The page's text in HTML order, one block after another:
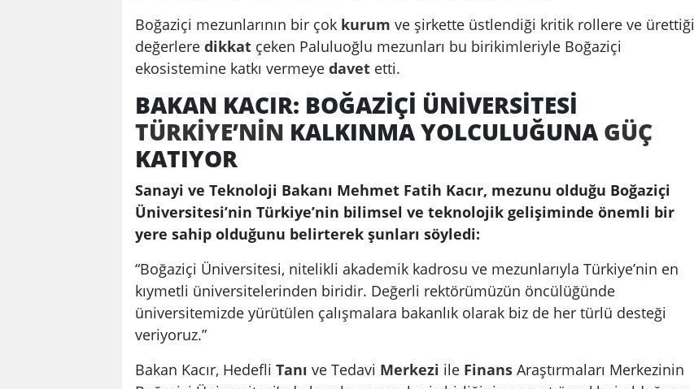
Boğaziçi mezunlarının bir çok kurum ve şirkette üstlendiği kritik rollere ve ürettiği
değerlere dikkat çeken Paluluoğlu mezunları bu birikimleriyle Boğaziçi
ekosistemine katkı vermeye davet etti.
BAKAN KACIR: BOĞAZİÇİ ÜNİVERSİTESİ
TÜRKİYE’NİN KALKINMA YOLCULUĞUNA GÜÇ
KATIYOR
Sanayi ve Teknoloji Bakanı Mehmet Fatih Kacır, mezunu olduğu Boğaziçi
Üniversitesi’nin Türkiye’nin bilimsel ve teknolojik gelişiminde önemli bir
yere sahip olduğunu belirterek şunları söyledi:
“Boğaziçi Üniversitesi, nitelikli akademik kadrosu ve mezunlarıyla Türkiye’nin en
kıymetli üniversitelerinden biridir. Değerli rektörümüzün öncülüğünde
üniversitemizde yürütülen çalışmalara bakanlık olarak biz de her türlü desteği
veriyoruz.”
Bakan Kacır, Hedefli Tanı ve Tedavi Merkezi ile Finans Araştırmaları Merkezinin